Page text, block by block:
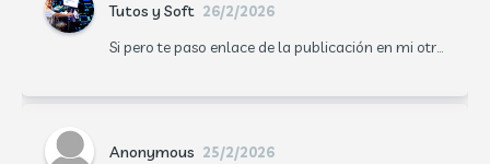
Tutos y Soft 26/2/2026
Si pero te paso enlace de la publicación en mi otr...
Anonymous 25/2/2026